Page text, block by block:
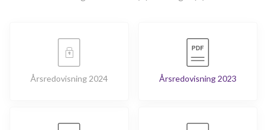
Årsredovisning 2024 Årsredovisning 2023